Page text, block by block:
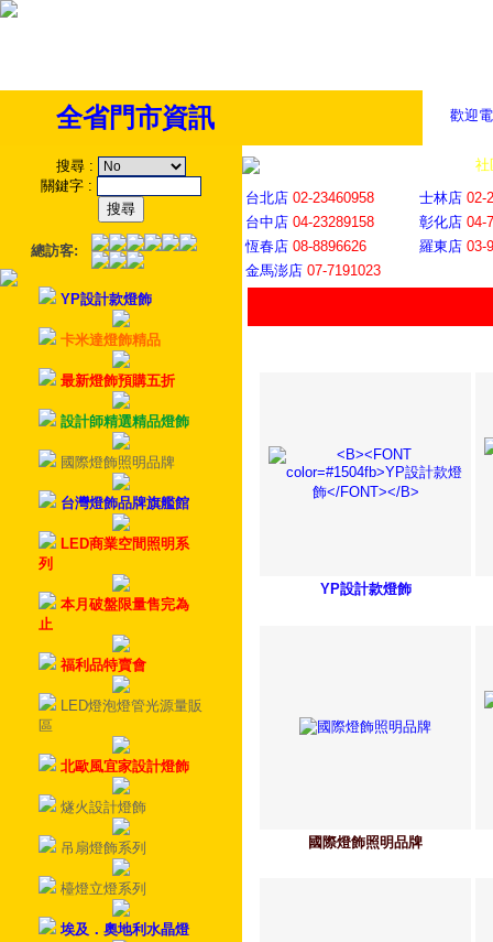
歡迎
全省門市資訊
搜尋 :
關鍵字 :
總訪客:
YP設計款燈飾
卡米達燈飾精品
最新燈飾預購五折
設計師精選精品燈飾
國際燈飾照明品牌
台灣燈飾品牌旗艦館
LED商業空間照明系
列
本月破盤限量售完為
止
福利品特賣會
LED燈泡燈管光源量販
區
北歐風宜家設計燈飾
燧火設計燈飾
吊扇燈飾系列
檯燈立燈系列
埃及．奧地利水晶燈
社
台北店 02-23460958 士林店 02-
台中店 04-23289158 彰化店 04-
恆春店 08-8896626 羅東店 03-
金馬澎店 07-7191023
YP設計款燈飾
國際燈飾照明品牌